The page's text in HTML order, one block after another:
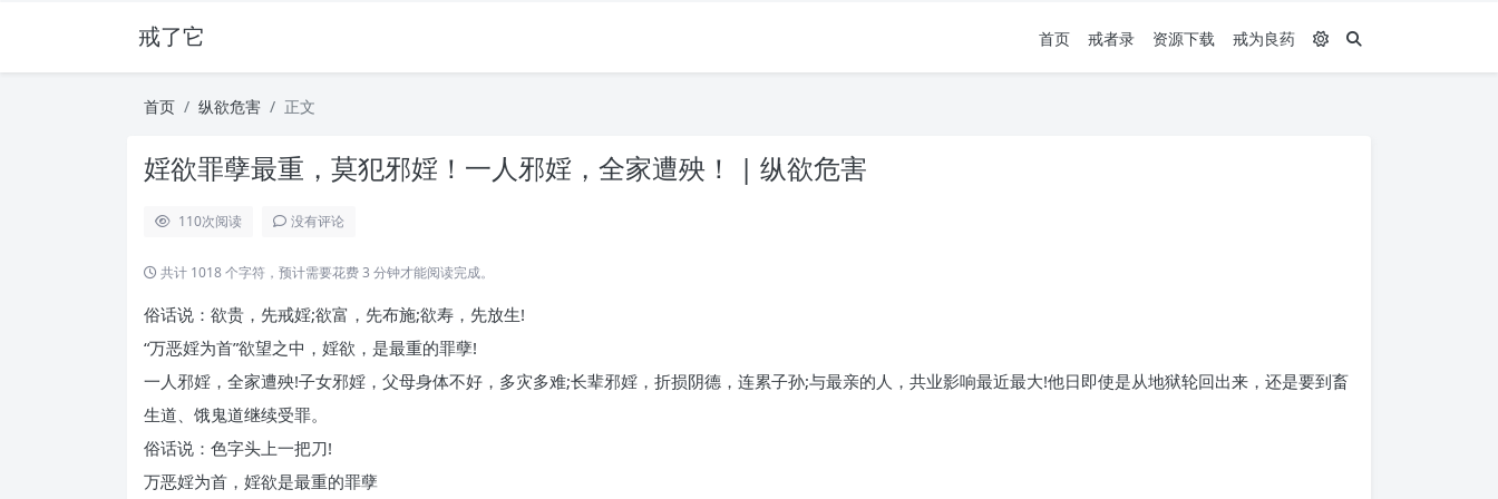
戒了它 首页 戒者录 资源下载 戒为良药
首页 纵欲危害 正文
婬欲罪孽最重，莫犯邪婬！一人邪婬，全家遭殃！ | 纵欲危害
110次阅读 没有评论
共计 1018 个字符，预计需要花费 3 分钟才能阅读完成。
俗话说：欲贵，先戒婬;欲富，先布施;欲寿，先放生!
“万恶婬为首”欲望之中，婬欲，是最重的罪孽!
一人邪婬，全家遭殃!子女邪婬，父母身体不好，多灾多难;长辈邪婬，折损阴德，连累子孙;与最亲的人，共业影响最近最大!他日即使是从地狱轮回出来，还是要到畜
生道、饿鬼道继续受罪。
俗话说：色字头上一把刀!
万恶婬为首，婬欲是最重的罪孽